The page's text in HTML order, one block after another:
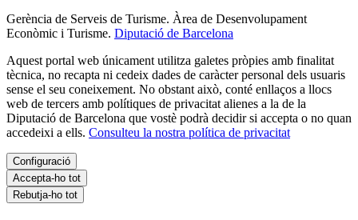
Gerència de Serveis de Turisme. Àrea de Desenvolupament
Econòmic i Turisme. Diputació de Barcelona
Aquest portal web únicament utilitza galetes pròpies amb finalitat
tècnica, no recapta ni cedeix dades de caràcter personal dels usuaris
sense el seu coneixement. No obstant això, conté enllaços a llocs
web de tercers amb polítiques de privacitat alienes a la de la
Diputació de Barcelona que vostè podrà decidir si accepta o no quan
accedeixi a ells. Consulteu la nostra política de privacitat
Configuració
Accepta-ho tot
Rebutja-ho tot